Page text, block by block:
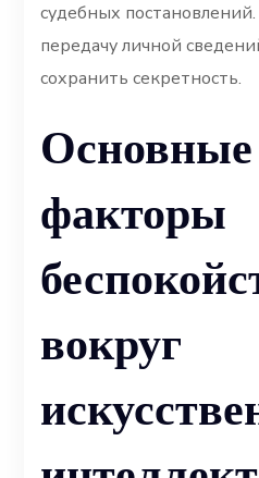
судебных
передачу личной
сохранить секретность.
Основные
факторы
вокруг